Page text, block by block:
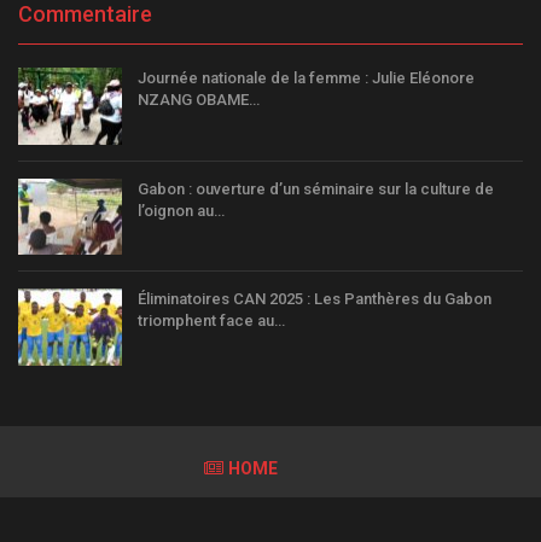
Commentaire
Journée nationale de la femme : Julie Eléonore
NZANG OBAME…
Gabon : ouverture d’un séminaire sur la culture de
l’oignon au…
Éliminatoires CAN 2025 : Les Panthères du Gabon
triomphent face au…
HOME